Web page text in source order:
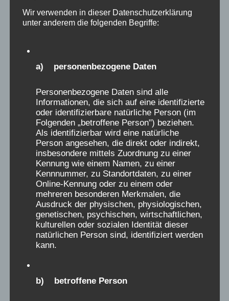
Webseite der „Initiative Verschickungskinder“
(www.verschickungsheime.de) als ZEUGNISSE
Genehmigung der Initiative
zitiert, verstößt gegen das Urheberrecht.
Namen dürfen, auch nach der Genehmigung,
nur initialisiert genannt werden. Genehmigung
unter: aekv@verschickungsheime.de erfragen
Spenden für die „Initiative
Verschickungskinder“ über den
wissenschaftlichen Begleitverein:
Verein Aufarbeitung und Erforschung von
Kinderverschickung / AEKV e.V.:
IBAN: DE704306 0967 1042 0498 00
12059 Berlin:
aekv@verschickungsheime.de
Wir verwenden in dieser Datenschutzerklärung
unter anderem die folgenden Begriffe:
a) personenbezogene Daten
Personenbezogene Daten sind alle
Informationen, die sich auf eine identifizierte
oder identifizierbare natürliche Person (im
Folgenden „betroffene Person") beziehen.
Als identifizierbar wird eine natürliche
Person angesehen, die direkt oder indirekt,
insbesondere mittels Zuordnung zu einer
Kennung wie einem Namen, zu einer
Kennnummer, zu Standortdaten, zu einer
Online-Kennung oder zu einem oder
mehreren besonderen Merkmalen, die
Ausdruck der physischen, physiologischen,
genetischen, psychischen, wirtschaftlichen,
kulturellen oder sozialen Identität dieser
natürlichen Person sind, identifiziert werden
kann.
b) betroffene Person